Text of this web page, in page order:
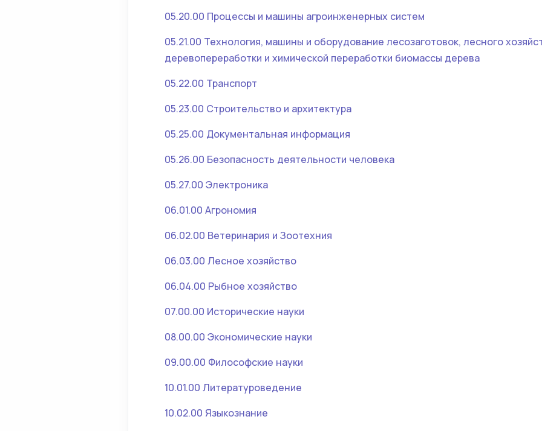
05.20.00 Процессы и машины агроинженерных систем
05.21.00 Технология, машины и оборудование лесозаготовок, лесного
деревопереработки и химической переработки биомассы дерева
05.22.00 Транспорт
05.23.00 Строительство и архитектура
05.25.00 Документальная информация
05.26.00 Безопасность деятельности человека
05.27.00 Электроника
06.01.00 Агрономия
06.02.00 Ветеринария и Зоотехния
06.03.00 Лесное хозяйство
06.04.00 Рыбное хозяйство
07.00.00 Исторические науки
08.00.00 Экономические науки
09.00.00 Философские науки
10.01.00 Литературоведение
10.02.00 Языкознание